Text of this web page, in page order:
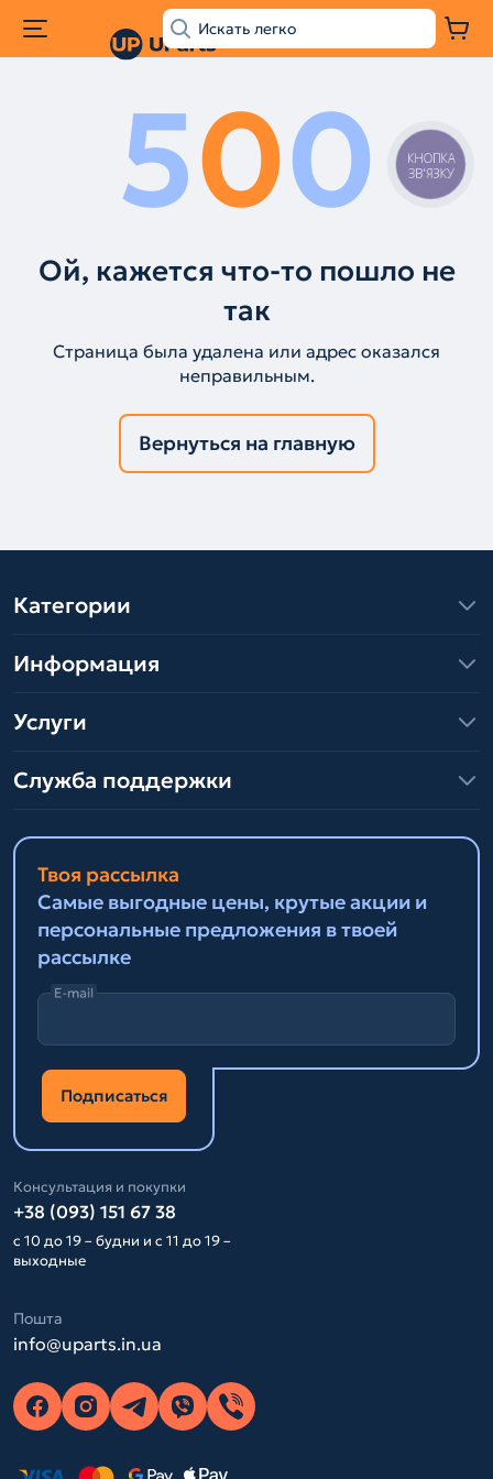
500
Ой, кажется что-то пошло не
так
Страница была удалена или адрес оказался
неправильным.
Вернуться на главную
Категории
Информация
Услуги
Служба поддержки
Твоя рассылка
Самые выгодные цены, крутые акции и
персональные предложения в твоей
рассылке
E-mail
Подписаться
Консультация и покупки
+38 (093) 151 67 38
с 10 до 19 – будни и с 11 до 19 –
выходные
Пошта
info@uparts.in.ua
КНОПКА
ЗВ'ЯЗКУ